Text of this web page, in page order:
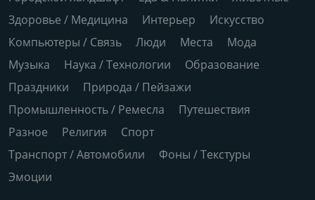
Здоровье / Медицина
Интерьер
Искусство
Компьютеры / Связь
Люди Места
Мода
Музыка
Наука / Технологии
Образование
Праздники
Природа / Пейзажи
Промышленность / Ремесла
Путешествия
Разное
Религия
Спорт
Транспорт / Автомобили
Фоны / Текстуры
Эмоции